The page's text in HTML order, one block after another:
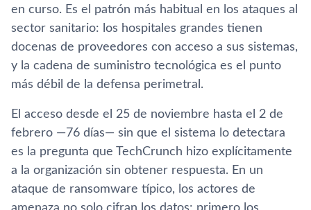
en curso. Es el patrón más habitual en los ataques al
sector sanitario: los hospitales grandes tienen
docenas de proveedores con acceso a sus sistemas,
y la cadena de suministro tecnológica es el punto
más débil de la defensa perimetral.
El acceso desde el 25 de noviembre hasta el 2 de
febrero —76 días— sin que el sistema lo detectara
es la pregunta que TechCrunch hizo explícitamente
a la organización sin obtener respuesta. En un
ataque de ransomware típico, los actores de